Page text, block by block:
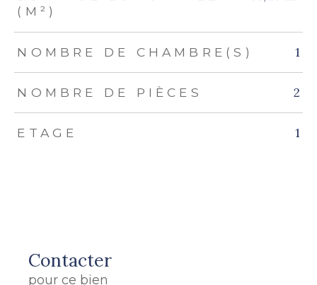
(M²)
NOMBRE DE CHAMBRE(S) 1
NOMBRE DE PIÈCES 2
ETAGE 1
Contacter
pour ce bien